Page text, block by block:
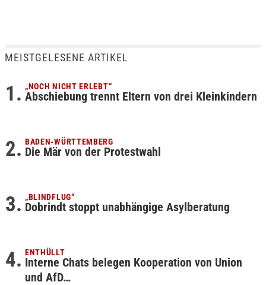
MEISTGELESENE ARTIKEL
„NOCH NICHT ERLEBT“
Abschiebung trennt Eltern von drei Kleinkindern
BADEN-WÜRTTEMBERG
Die Mär von der Protestwahl
„BLINDFLUG“
Dobrindt stoppt unabhängige Asylberatung
ENTHÜLLT
Interne Chats belegen Kooperation von Union
und AfD…